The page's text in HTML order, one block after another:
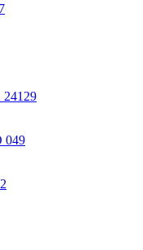
049